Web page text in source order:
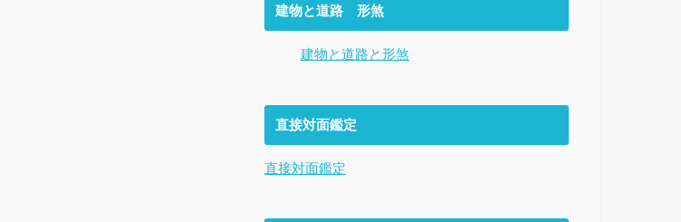
建物と道路 形煞
建物と道路と形煞
直接対面鑑定
直接対面鑑定